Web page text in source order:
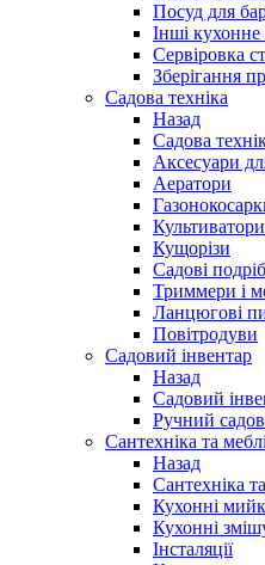
Посуд для
Інші
Сервіровка
Зберігання
Садова техніка
Назад
Садова
Аксесуари
Аератори
Кущорізи
Садові
Триммери і
Ланцюгові
Повітродуви
Садовий інвентар
Назад
Садовий
Ручний
Сантехніка та
Назад
Сантехніка
Кухонні
Кухонні
Інсталяції